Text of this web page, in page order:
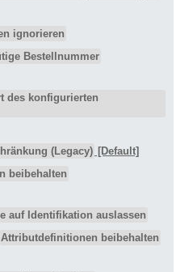
ignorieren
Bestellnummer
des konfigurierten
(Legacy) [Default]
beibehalten
auf Identifikation auslassen
Attributdefinitionen beibehalten